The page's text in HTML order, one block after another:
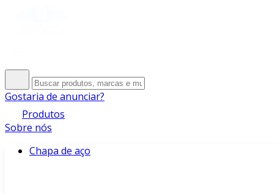
Gostaria de anunciar?
Produtos
Sobre nós
Chapa de aço